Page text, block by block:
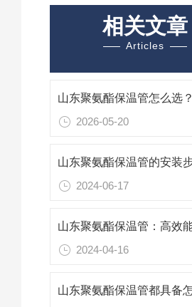
相关文章
Articles
山东聚氨酯保温管怎么选？
2026-05-20
2024-06-17
2024-04-16